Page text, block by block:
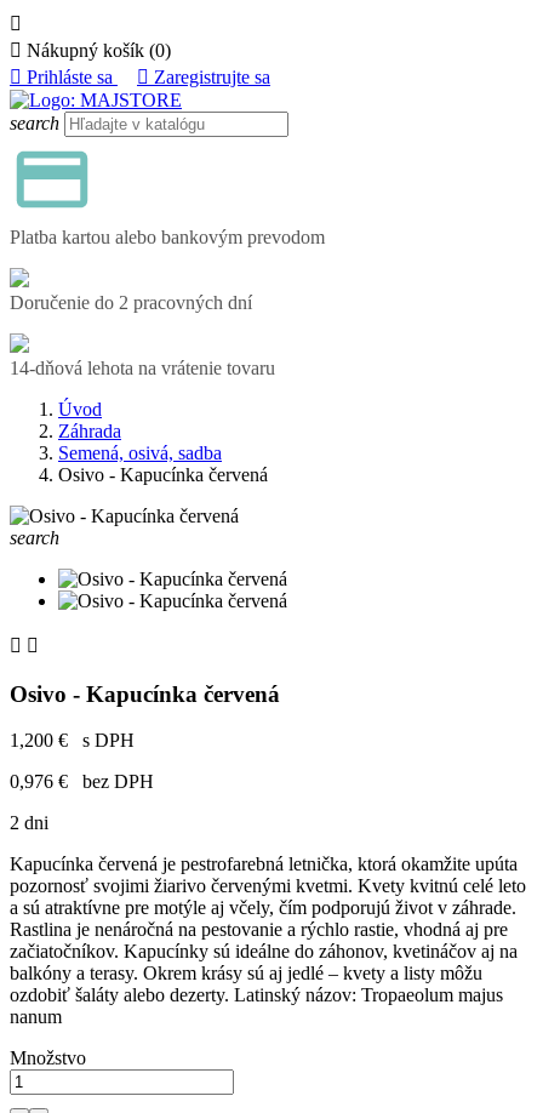

 Nákupný košík (0)
 Prihláste sa  Zaregistrujte sa
search
Platba kartou alebo bankovým prevodom
Doručenie do 2 pracovných dní
14-dňová lehota na vrátenie tovaru
Úvod
Záhrada
Semená, osivá, sadba
Osivo - Kapucínka červená
search
 
Osivo - Kapucínka červená
1,200 €
s DPH
0,976 €
bez DPH
2 dni
Kapucínka červená je pestrofarebná letnička, ktorá okamžite upúta
pozornosť svojimi žiarivo červenými kvetmi. Kvety kvitnú celé leto
a sú atraktívne pre motýle aj včely, čím podporujú život v záhrade.
Rastlina je nenáročná na pestovanie a rýchlo rastie, vhodná aj pre
začiatočníkov. Kapucínky sú ideálne do záhonov, kvetináčov aj na
balkóny a terasy. Okrem krásy sú aj jedlé – kvety a listy môžu
ozdobiť šaláty alebo dezerty. Latinský názov: Tropaeolum majus
nanum
Množstvo